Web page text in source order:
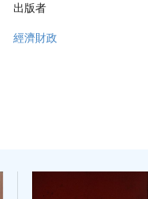
出版者
經濟財政